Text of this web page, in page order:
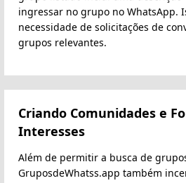
ingressar no grupo no WhatsApp.
necessidade de solicitações de
grupos relevantes.
Criando Comunidades e
Interesses
Além de permitir a busca de
GruposdeWhatss.app também